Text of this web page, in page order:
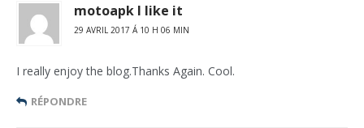
motoapk I like it
29 AVRIL 2017 Á 10 H 06 MIN
I really enjoy the blog.Thanks Again. Cool.
RÉPONDRE